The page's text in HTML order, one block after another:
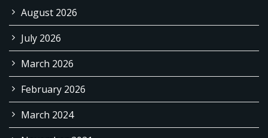
August 2026
July 2026
March 2026
February 2026
March 2024